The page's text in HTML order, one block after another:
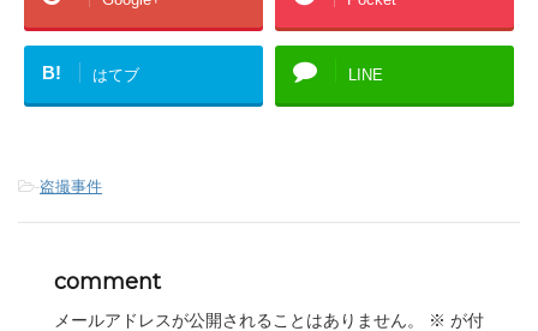
B! はてブ LINE
-盗撮事件
comment
メールアドレスが公開されることはありません。 ※ が付